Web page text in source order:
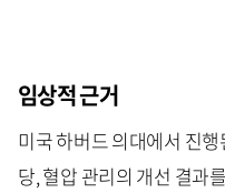
임상적 근거
미국 하버드 의대에서 진
당, 혈압 관리의 개선 결과